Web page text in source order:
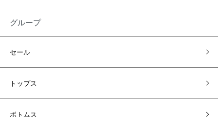
グループ
セール
トップス
ボトムス